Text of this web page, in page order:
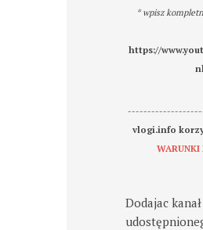
* wpisz
https://
vlogi.info
WARUNKI
Dodajac